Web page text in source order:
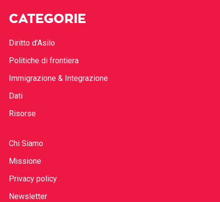
CATEGORIE
Diritto d’Asilo
Politiche di frontiera
Immigrazione & Integrazione
Dati
Risorse
Chi Siamo
Missione
Privacy policy
Newsletter